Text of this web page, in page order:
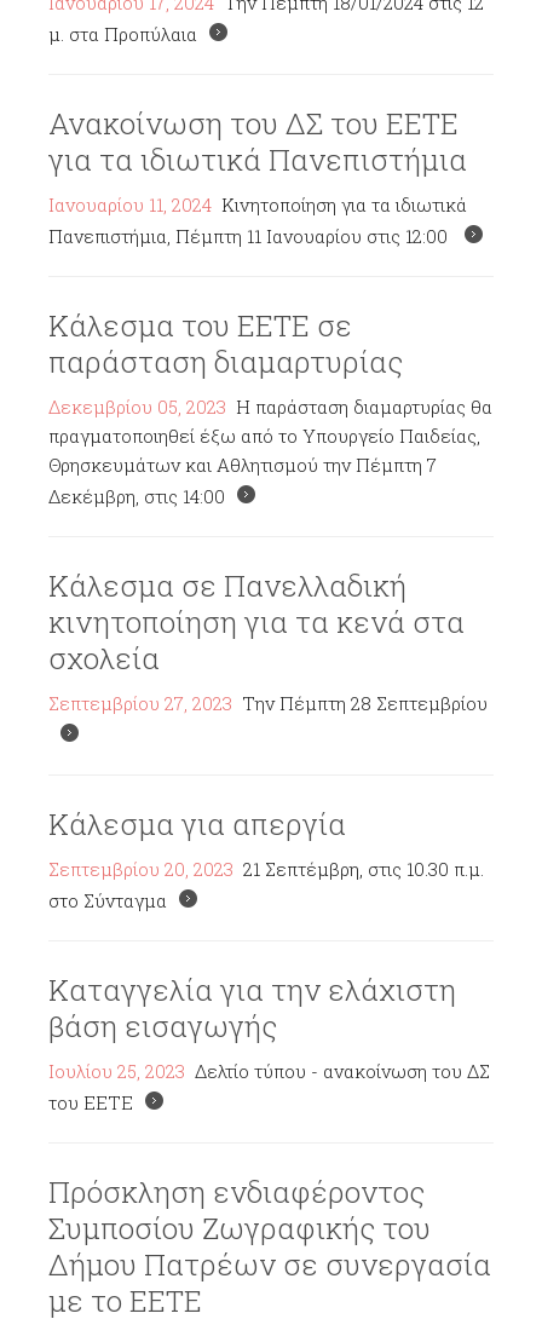
μ. στα Προπύλαια
Ανακοίνωση του ΔΣ του ΕΕΤΕ
για τα ιδιωτικά Πανεπιστήμια
Ιανουαρίου 11, 2024 Κινητοποίηση για τα ιδιωτικά
Πανεπιστήμια, Πέμπτη 11 Ιανουαρίου στις 12:00
Κάλεσμα του ΕΕΤΕ σε
παράσταση διαμαρτυρίας
Δεκεμβρίου 05, 2023 Η παράσταση διαμαρτυρίας θα
πραγματοποιηθεί έξω από το Υπουργείο Παιδείας,
Θρησκευμάτων και Αθλητισμού την Πέμπτη 7
Δεκέμβρη, στις 14:00
Κάλεσμα σε Πανελλαδική
κινητοποίηση για τα κενά στα
σχολεία
Σεπτεμβρίου 27, 2023 Την Πέμπτη 28 Σεπτεμβρίου
Κάλεσμα για απεργία
Σεπτεμβρίου 20, 2023 21 Σεπτέμβρη, στις 10.30 π.μ.
στο Σύνταγμα
Καταγγελία για την ελάχιστη
βάση εισαγωγής
Ιουλίου 25, 2023 Δελτίο τύπου - ανακοίνωση του ΔΣ
του ΕΕΤΕ
Πρόσκληση ενδιαφέροντος
Συμποσίου Ζωγραφικής του
Δήμου Πατρέων σε συνεργασία
με το ΕΕΤΕ